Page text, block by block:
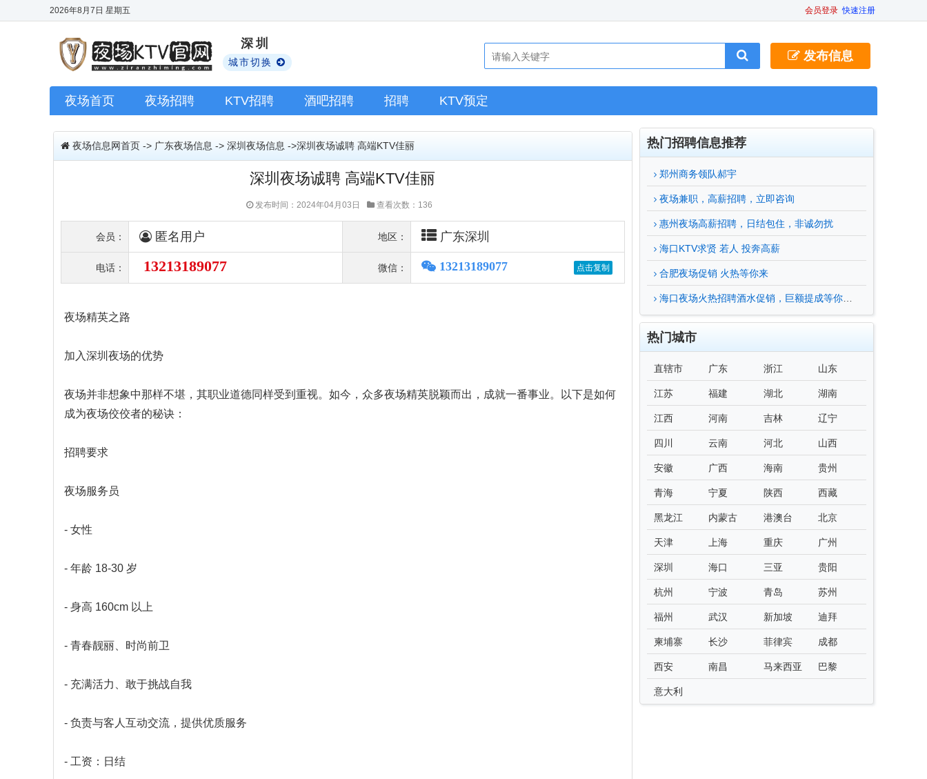
2026年8月7日 星期五 会员登录 快速注册
深圳
城市切换 发布信息
夜场首页 夜场招聘 KTV招聘 酒吧招聘 招聘 KTV预定
夜场信息网首页 -> 广东夜场信息 -> 深圳夜场信息 ->深圳夜场诚聘 高端KTV佳丽
深圳夜场诚聘 高端KTV佳丽
发布时间：2024年04月03日 查看次数：136
会员： 匿名用户 地区： 广东深圳
电话： 13213189077 微信： 13213189077
夜场精英之路
加入深圳夜场的优势
夜场并非想象中那样不堪，其职业道德同样受到重视。如今，众多夜场精英脱颖而出，成就一番事业。以下是如何
成为夜场佼佼者的秘诀：
招聘要求
夜场服务员
- 女性
- 年龄 18-30 岁
- 身高 160cm 以上
- 青春靓丽、时尚前卫
- 充满活力、敢于挑战自我
- 负责与客人互动交流，提供优质服务
- 工资：日结
热门招聘信息推荐
郑州商务领队郝宇
夜场兼职，高薪招聘，立即咨询
惠州夜场高薪招聘，日结包住，非诚勿扰
海口KTV求贤 若人 投奔高薪
合肥夜场促销 火热等你来
海口夜场火热招聘酒水促销，巨额提成等你来拿
热门城市
直辖市 广东 浙江 山东
江苏 福建 湖北 湖南
江西 河南 吉林 辽宁
四川 云南 河北 山西
安徽 广西 海南 贵州
青海 宁夏 陕西 西藏
黑龙江 内蒙古 港澳台 北京
天津 上海 重庆 广州
深圳 海口 三亚 贵阳
杭州 宁波 青岛 苏州
福州 武汉 新加坡 迪拜
柬埔寨 长沙 菲律宾 成都
西安 南昌 马来西亚 巴黎
意大利